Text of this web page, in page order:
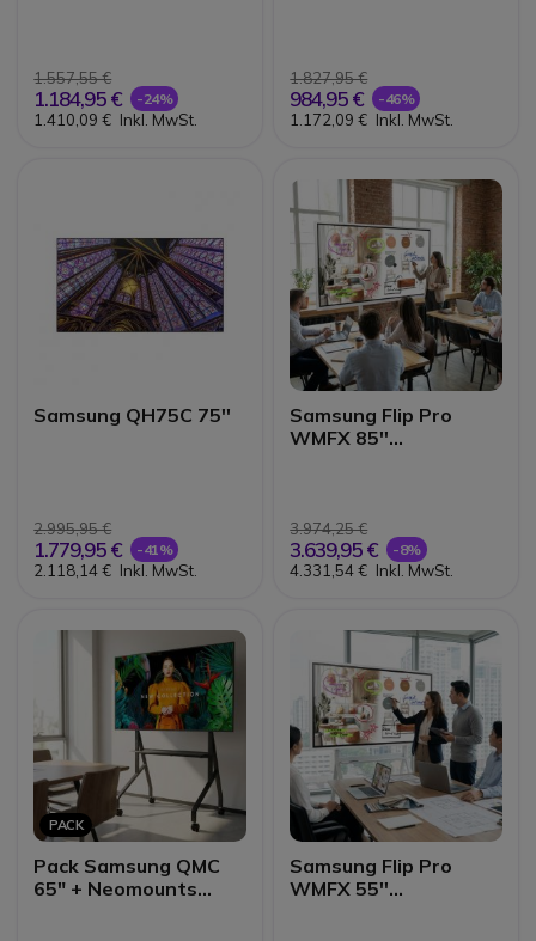
1.557,55 €
1.184,95 € -24%
1.410,09 € Inkl. MwSt.
1.827,95 €
984,95 € -46%
1.172,09 € Inkl. MwSt.
Samsung QH75C 75''
2.995,95 €
1.779,95 € -41%
2.118,14 € Inkl. MwSt.
Samsung Flip Pro
WMFX 85''
3.974,25 €
3.639,95 € -8%
4.331,54 € Inkl. MwSt.
PACK
Pack Samsung QMC
65" + Neomounts
Samsung Flip Pro
WMFX 55''